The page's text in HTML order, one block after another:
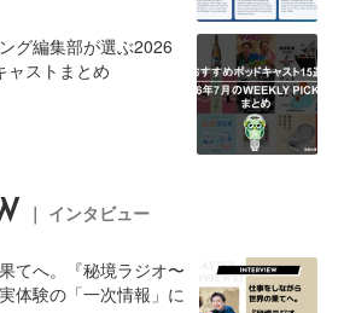
グ編集部が選ぶ2026
ャストまとめ
｜ インタビュー
てへ。『秘境ラジオ〜
体験の「一次情報」に